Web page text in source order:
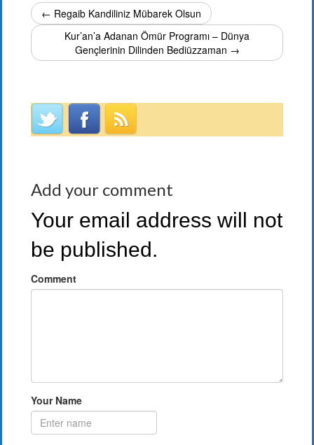
← Regaib Kandiliniz Mübarek Olsun
Kur’an’a Adanan Ömür Programı – Dünya
Gençlerinin Dilinden Bediüzzaman →
Add your comment
Your email address will not
be published.
Comment
Your Name